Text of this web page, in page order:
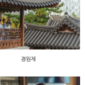
경원재